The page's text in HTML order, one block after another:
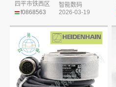
f0868563
四平市铁西区
智能数码
2026-03-19